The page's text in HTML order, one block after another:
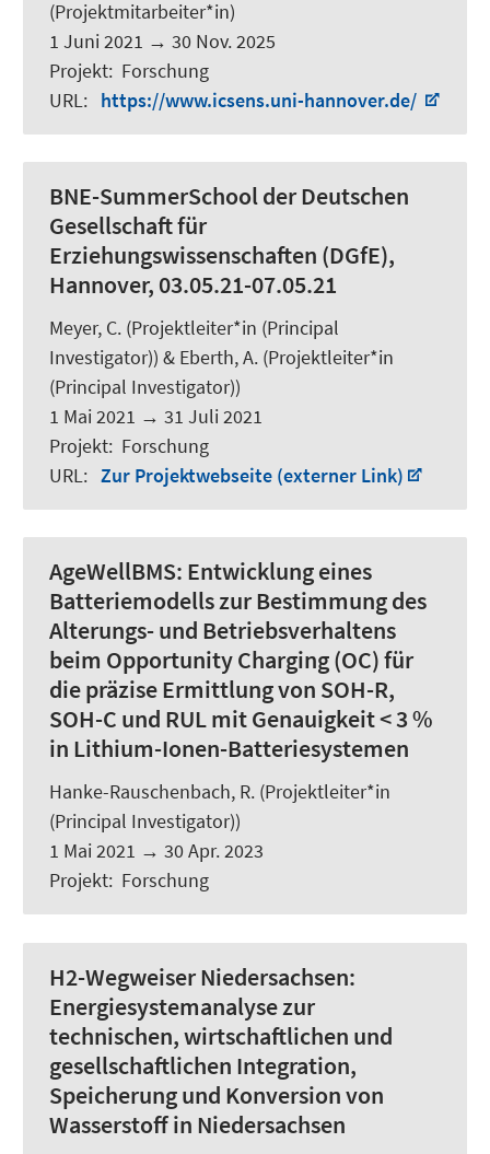
(Projektmitarbeiter*in)
1 Juni 2021 → 30 Nov. 2025
Projekt: Forschung
URL: https://www.icsens.uni-hannover.de/
BNE-SummerSchool der Deutschen
Gesellschaft für
Erziehungswissenschaften (DGfE),
Hannover, 03.05.21-07.05.21
Meyer, C. (Projektleiter*in (Principal
Investigator)) & Eberth, A. (Projektleiter*in
(Principal Investigator))
1 Mai 2021 → 31 Juli 2021
Projekt: Forschung
URL: Zur Projektwebseite (externer Link)
AgeWellBMS: Entwicklung eines
Batteriemodells zur Bestimmung des
Alterungs- und Betriebsverhaltens
beim Opportunity Charging (OC) für
die präzise Ermittlung von SOH-R,
SOH-C und RUL mit Genauigkeit < 3 %
in Lithium-Ionen-Batteriesystemen
Hanke-Rauschenbach, R. (Projektleiter*in
(Principal Investigator))
1 Mai 2021 → 30 Apr. 2023
Projekt: Forschung
H2-Wegweiser Niedersachsen:
Energiesystemanalyse zur
technischen, wirtschaftlichen und
gesellschaftlichen Integration,
Speicherung und Konversion von
Wasserstoff in Niedersachsen